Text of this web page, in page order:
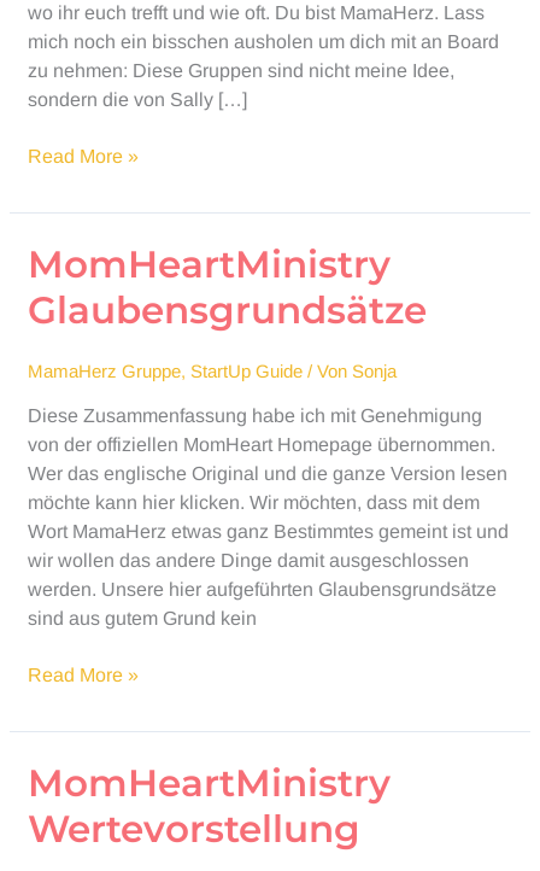
wo ihr euch trefft und wie oft. Du bist MamaHerz. Lass
mich noch ein bisschen ausholen um dich mit an Board
zu nehmen: Diese Gruppen sind nicht meine Idee,
sondern die von Sally […]
StartUp
Read More »
MomHeartMinistry
Glaubensgrundsätze
MamaHerz Gruppe,StartUp Guide / VonSonja
Diese Zusammenfassung habe ich mit Genehmigung
von der offiziellen MomHeart Homepage übernommen.
Wer das englische Original und die ganze Version lesen
möchte kann hier klicken. Wir möchten, dass mit dem
Wort MamaHerz etwas ganz Bestimmtes gemeint ist und
wir wollen das andere Dinge damit ausgeschlossen
werden. Unsere hier aufgeführten Glaubensgrundsätze
sind aus gutem Grund kein
MomHeartMinistry
Read More »
MomHeartMinistry
Wertevorstellung